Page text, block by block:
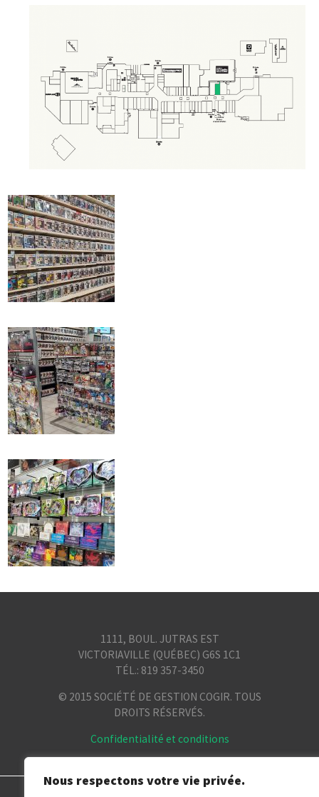
Nous respectons votre vie privée.
1111, BOUL. JUTRAS EST
VICTORIAVILLE (QUÉBEC) G6S 1C1
TÉL.: 819 357-3450
© 2015 SOCIÉTÉ DE GESTION COGIR. TOUS
DROITS RÉSERVÉS.
Confidentialité et conditions